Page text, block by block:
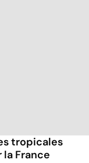
tropicales
France